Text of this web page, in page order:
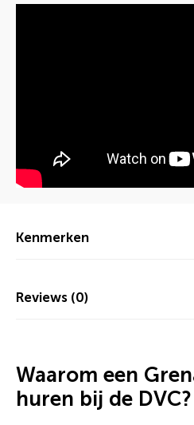
Kenmerken
Reviews (0)
Waarom een
huren bij de DVC?